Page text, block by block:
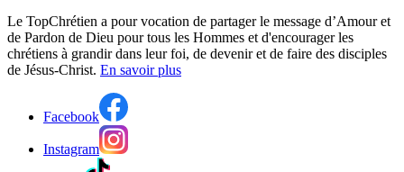
Le TopChrétien a pour vocation de partager le message d’Amour et
de Pardon de Dieu pour tous les Hommes et d'encourager les
chrétiens à grandir dans leur foi, de devenir et de faire des disciples
de Jésus-Christ. En savoir plus
Facebook
Instagram